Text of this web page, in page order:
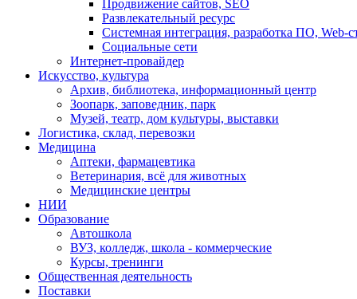
Продвижение сайтов, SEO
Развлекательный ресурс
Системная интеграция, разработка ПО, Web-
Социальные сети
Интернет-провайдер
Искусство, культура
Архив, библиотека, информационный центр
Зоопарк, заповедник, парк
Музей, театр, дом культуры, выставки
Логистика, склад, перевозки
Медицина
Аптеки, фармацевтика
Ветеринария, всё для животных
Медицинские центры
НИИ
Образование
Автошкола
ВУЗ, колледж, школа - коммерческие
Курсы, тренинги
Общественная деятельность
Поставки